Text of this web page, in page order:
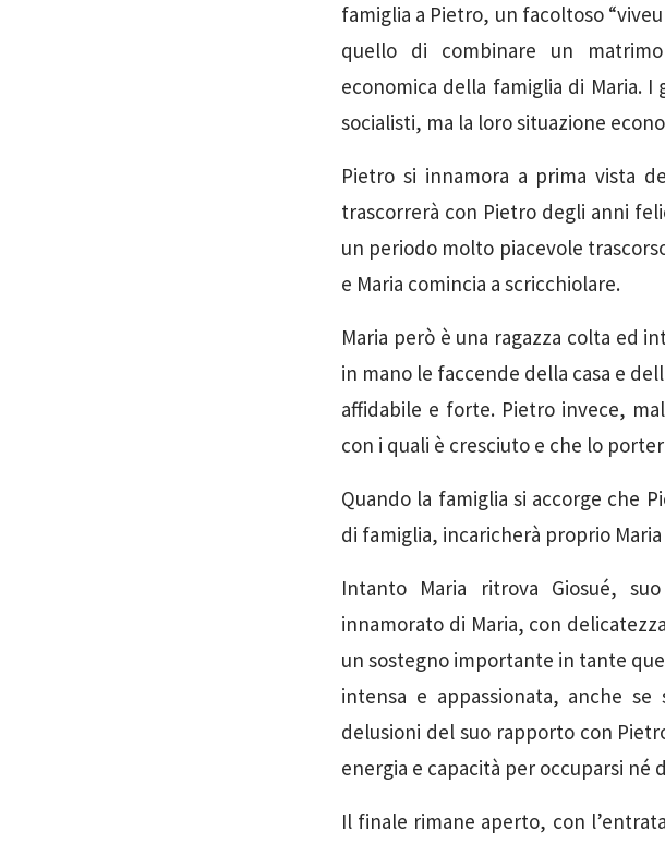
famiglia a Pietro, un facoltoso
quello di combinare un
economica della famiglia di Maria.
socialisti, ma la loro situazione
Pietro si innamora a prima vista
trascorrerà con Pietro degli anni
un periodo molto piacevole
e Maria comincia a scricchiolare.
Maria però è una ragazza colta ed
in mano le faccende della casa e
affidabile e forte. Pietro invece,
con i quali è cresciuto e che lo
Quando la famiglia si accorge che
di famiglia, incaricherà proprio
Intanto Maria ritrova Giosué,
innamorato di Maria, con
un sostegno importante in tante
intensa e appassionata, anche se
delusioni del suo rapporto con
energia e capacità per occuparsi né
Il finale rimane aperto, con